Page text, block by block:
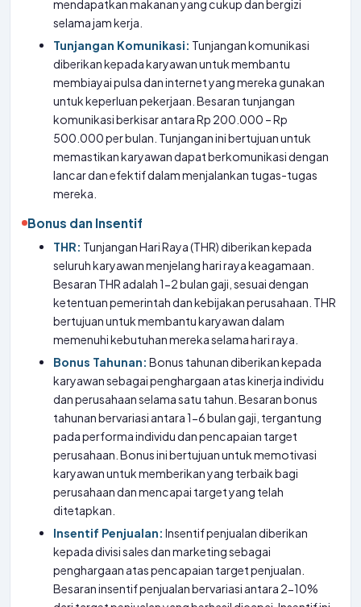
mendapatkan makanan yang cukup dan bergizi
selama jam kerja.
Tunjangan Komunikasi: Tunjangan komunikasi
diberikan kepada karyawan untuk membantu
membiayai pulsa dan internet yang mereka gunakan
untuk keperluan pekerjaan. Besaran tunjangan
komunikasi berkisar antara Rp 200.000 – Rp
500.000 per bulan. Tunjangan ini bertujuan untuk
memastikan karyawan dapat berkomunikasi dengan
lancar dan efektif dalam menjalankan tugas-tugas
mereka.
Bonus dan Insentif
THR: Tunjangan Hari Raya (THR) diberikan kepada
seluruh karyawan menjelang hari raya keagamaan.
Besaran THR adalah 1-2 bulan gaji, sesuai dengan
ketentuan pemerintah dan kebijakan perusahaan. THR
bertujuan untuk membantu karyawan dalam
memenuhi kebutuhan mereka selama hari raya.
Bonus Tahunan: Bonus tahunan diberikan kepada
karyawan sebagai penghargaan atas kinerja individu
dan perusahaan selama satu tahun. Besaran bonus
tahunan bervariasi antara 1-6 bulan gaji, tergantung
pada performa individu dan pencapaian target
perusahaan. Bonus ini bertujuan untuk memotivasi
karyawan untuk memberikan yang terbaik bagi
perusahaan dan mencapai target yang telah
ditetapkan.
Insentif Penjualan: Insentif penjualan diberikan
kepada divisi sales dan marketing sebagai
penghargaan atas pencapaian target penjualan.
Besaran insentif penjualan bervariasi antara 2-10%